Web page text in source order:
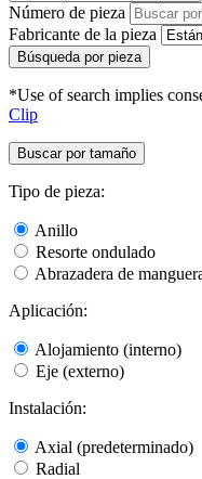
Número de pieza
Fabricante de la pieza
Búsqueda por pieza
*Use of search implies
Clip
Buscar por tamaño
Tipo de pieza:
Anillo
Resorte ondulado
Abrazadera de
Aplicación:
Alojamiento (interno)
Eje (externo)
Instalación:
Axial (predeterminado)
Radial